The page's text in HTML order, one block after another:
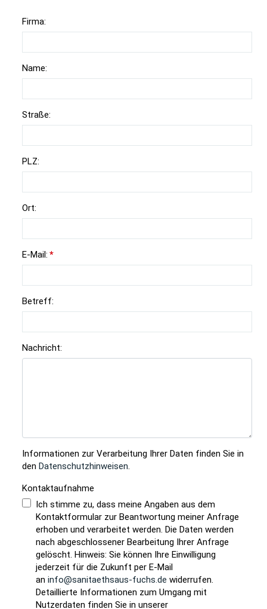
Firma:
Name:
Straße:
PLZ:
Ort:
E-Mail: *
Betreff:
Nachricht:
Informationen zur Verarbeitung Ihrer Daten finden Sie in
den Datenschutzhinweisen.
Kontaktaufnahme
Ich stimme zu, dass meine Angaben aus dem
Kontaktformular zur Beantwortung meiner Anfrage
erhoben und verarbeitet werden. Die Daten werden
nach abgeschlossener Bearbeitung Ihrer Anfrage
gelöscht. Hinweis: Sie können Ihre Einwilligung
jederzeit für die Zukunft per E-Mail
an info@sanitaethsaus-fuchs.de widerrufen.
Detaillierte Informationen zum Umgang mit
Nutzerdaten finden Sie in unserer